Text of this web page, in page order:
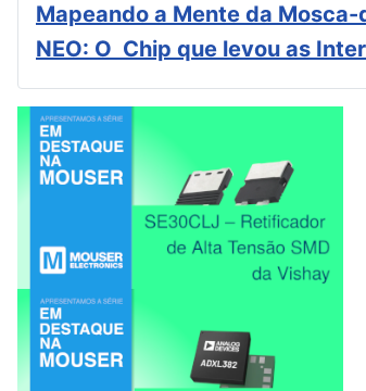
Mapeando a Mente da
NEO: O Chip que levou as